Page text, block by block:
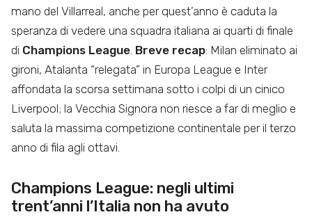
mano del Villarreal, anche per quest’anno è caduta la
speranza di vedere una squadra italiana ai quarti di finale
di Champions League. Breve recap: Milan eliminato ai
gironi, Atalanta “relegata” in Europa League e Inter
affondata la scorsa settimana sotto i colpi di un cinico
Liverpool; la Vecchia Signora non riesce a far di meglio e
saluta la massima competizione continentale per il terzo
anno di fila agli ottavi.
Champions League: negli ultimi
trent’anni l’Italia non ha avuto